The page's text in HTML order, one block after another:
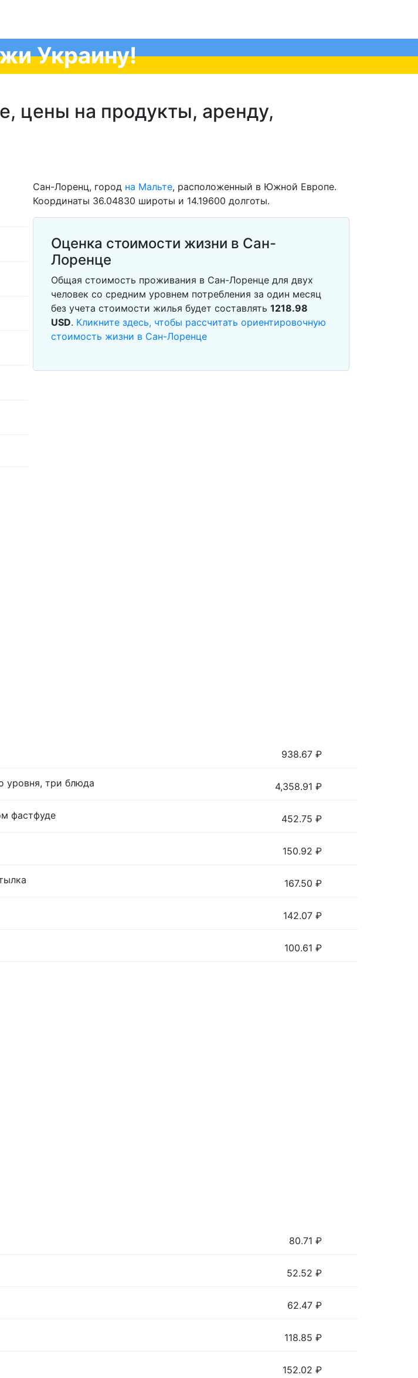
Украину!
цены на продукты, аренду,
Сан-Лоренц, город на Мальте, расположенный в Южной Европе.
Координаты 36.04830 широты и 14.19600 долготы.
Оценка стоимости жизни в Сан-
Лоренце
Общая стоимость проживания в Сан-Лоренце для двух
человек со средним уровнем потребления за один месяц
без учета стоимости жилья будет составлять 1218.98
USD. Кликните здесь, чтобы рассчитать ориентировочную
стоимость жизни в Сан-Лоренце
938.67 ₽
уровня, три блюда 4,358.91 ₽
фастфуде 452.75 ₽
150.92 ₽
167.50 ₽
142.07 ₽
100.61 ₽
80.71 ₽
52.52 ₽
62.47 ₽
118.85 ₽
152.02 ₽